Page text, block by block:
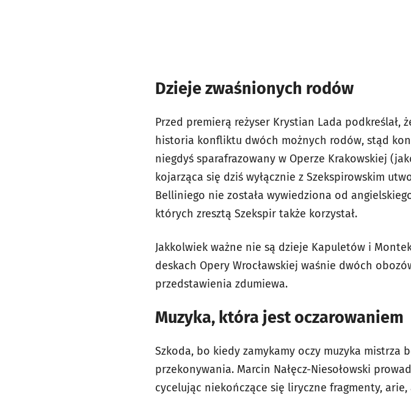
Dzieje zwaśnionych rodów
Przed premierą reżyser Krystian Lada podkreślał,
historia konfliktu dwóch możnych rodów, stąd
niegdyś sparafrazowany w Operze Krakowskiej
kojarząca się dziś wyłącznie z Szekspirowskim
Belliniego nie została wywiedziona od
których zresztą Szekspir także korzystał.
Jakkolwiek ważne nie są dzieje Kapuletów i
deskach Opery Wrocławskiej waśnie dwóch
przedstawienia zdumiewa.
Muzyka, która jest oczarowaniem
Szkoda, bo kiedy zamykamy oczy muzyka mistrza
przekonywania. Marcin Nałęcz-Niesołowski
cycelując niekończące się liryczne fragmenty,